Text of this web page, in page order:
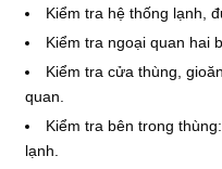
Kiểm tra hệ thống lạnh,
Kiểm tra ngoại quan hai
Kiểm tra cửa thùng,
quan.
Kiểm tra bên trong
lạnh.